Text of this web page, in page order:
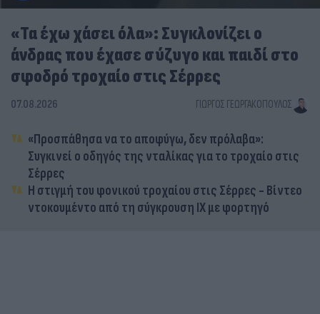
«Τα έχω χάσει όλα»: Συγκλονίζει ο
άνδρας που έχασε σύζυγο και παιδί στο
σφοδρό τροχαίο στις Σέρρες
07.08.2026 ΓΙΏΡΓΟΣ ΓΕΩΡΓΑΚΌΠΟΥΛΟΣ
«Προσπάθησα να το αποφύγω, δεν πρόλαβα»:
Συγκινεί ο οδηγός της νταλίκας για το τροχαίο στις
Σέρρες
Η στιγμή του φονικού τροχαίου στις Σέρρες - Βίντεο
ντοκουμέντο από τη σύγκρουση ΙΧ με φορτηγό